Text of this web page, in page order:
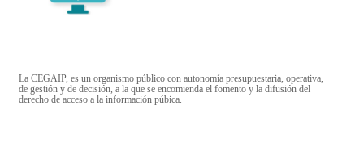
La CEGAIP, es un organismo público con autonomía presupuestaria, operativa,
de gestión y de decisión, a la que se encomienda el fomento y la difusión del
derecho de acceso a la información púbica.